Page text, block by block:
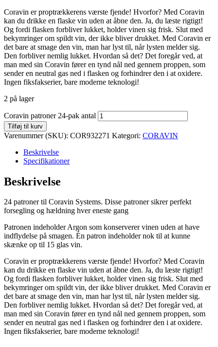
Coravin er proptrækkerens værste fjende! Hvorfor? Med Coravin
kan du drikke en flaske vin uden at åbne den. Ja, du læste rigtigt!
Og fordi flasken forbliver lukket, holder vinen sig frisk. Slut med
bekymringer om spildt vin, der ikke bliver drukket. Med Coravin er
det bare at smage den vin, man har lyst til, når lysten melder sig.
Den forbliver nemlig lukket. Hvordan så det? Det foregår ved, at
man med sin Coravin fører en tynd nål ned gennem proppen, som
sender en neutral gas ned i flasken og forhindrer den i at oxidere.
Ingen fiksfakserier, bare moderne teknologi!
2 på lager
Coravin patroner 24-pak antal
Tilføj til kurv
Varenummer (SKU): COR932271 Kategori: CORAVIN
Beskrivelse
Specifikationer
Beskrivelse
24 patroner til Coravin Systems. Disse patroner sikrer perfekt
forsegling og hældning hver eneste gang
Patronen indeholder Argon som konserverer vinen uden at have
indflydelse på smagen. Én patron indeholder nok til at kunne
skænke op til 15 glas vin.
Coravin er proptrækkerens værste fjende! Hvorfor? Med Coravin
kan du drikke en flaske vin uden at åbne den. Ja, du læste rigtigt!
Og fordi flasken forbliver lukket, holder vinen sig frisk. Slut med
bekymringer om spildt vin, der ikke bliver drukket. Med Coravin er
det bare at smage den vin, man har lyst til, når lysten melder sig.
Den forbliver nemlig lukket. Hvordan så det? Det foregår ved, at
man med sin Coravin fører en tynd nål ned gennem proppen, som
sender en neutral gas ned i flasken og forhindrer den i at oxidere.
Ingen fiksfakserier, bare moderne teknologi!